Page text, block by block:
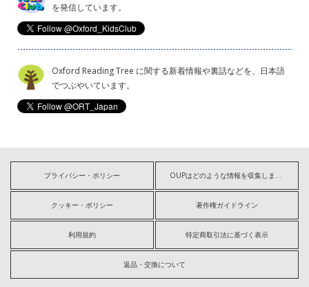
を発信しています。
Oxford Reading Tree に関する新着情報や裏話などを、日本語
でつぶやいています。
プライバシー・ポリシー OUPはどのような情報を収集しますか?
クッキー・ポリシー 著作権ガイドライン
利用規約 特定商取引法に基づく表示
返品・交換について